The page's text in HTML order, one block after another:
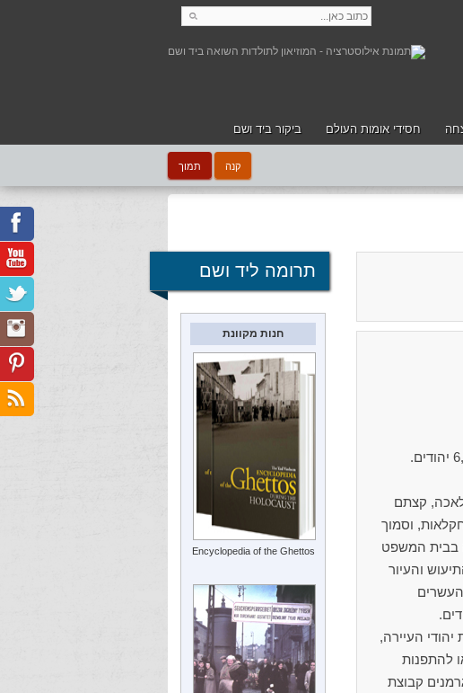
קנה תמוך
חסידי אומות העולם ביקור ביד ושם
בראשית המאה העשרים התגוררו בזווניגורודקה כ-6,400 יהודים.
קצתם
וסמוך
בבית המשפט
והעיור
העשרים
ב-29 ביולי 1941. מקצת יהודי העיירה,
להתפנות
16 באוגוסט 1941 רצחו הגרמנים קבוצת
תרומה ליד ושם
חנות מקוונת
Encyclopedia of the Ghettos